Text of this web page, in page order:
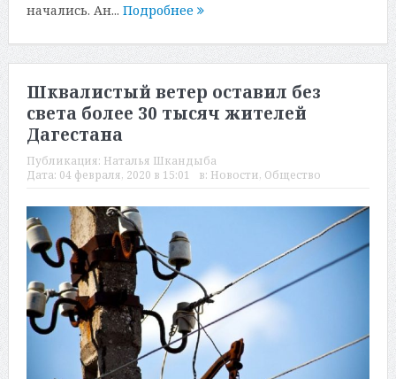
начались. Ан... Подробнее
Шквалистый ветер оставил без
света более 30 тысяч жителей
Дагестана
Публикация: Наталья Шкандыба
Дата: 04 февраля, 2020 в 15:01 в: Новости, Общество